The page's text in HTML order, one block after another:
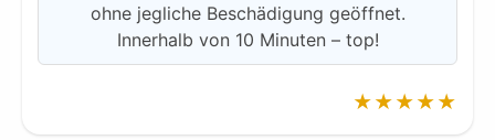
ohne jegliche Beschädigung geöffnet.
Innerhalb von 10 Minuten – top!
★★★★★